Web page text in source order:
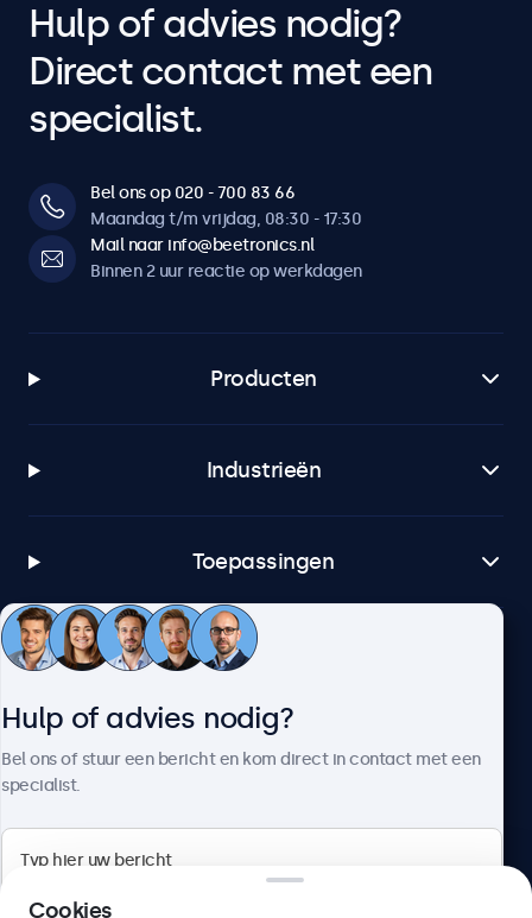
Hulp of advies nodig?
Direct contact met een
specialist.
Bel ons op 020 - 700 83 66
Maandag t/m vrijdag, 08:30 - 17:30
Mail naar info@beetronics.nl
Binnen 2 uur reactie op werkdagen
Producten
Industrieën
Toepassingen
Klantenservice
Hulp of advies nodig?
Bel ons of stuur een bericht en kom direct in contact met een
specialist.
Cookies